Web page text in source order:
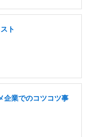
ト
企業でのコツコツ事